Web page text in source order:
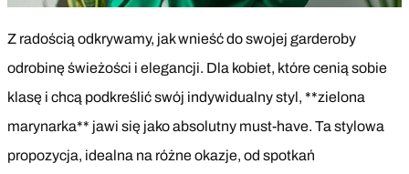
Z radością odkrywamy, jak wnieść do swojej garderoby
odrobinę świeżości i elegancji. Dla kobiet, które cenią sobie
klasę i chcą podkreślić swój indywidualny styl, **zielona
marynarka** jawi się jako absolutny must-have. Ta stylowa
propozycja, idealna na różne okazje, od spotkań